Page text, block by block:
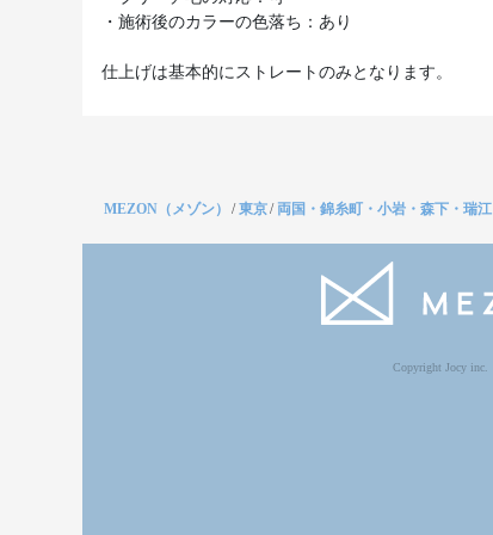
・施術後のカラーの色落ち：あり
仕上げは基本的にストレートのみとなります。
MEZON（メゾン） /東京/ 両国・錦糸町・小岩・森下・瑞江
Copyright Jocy inc.